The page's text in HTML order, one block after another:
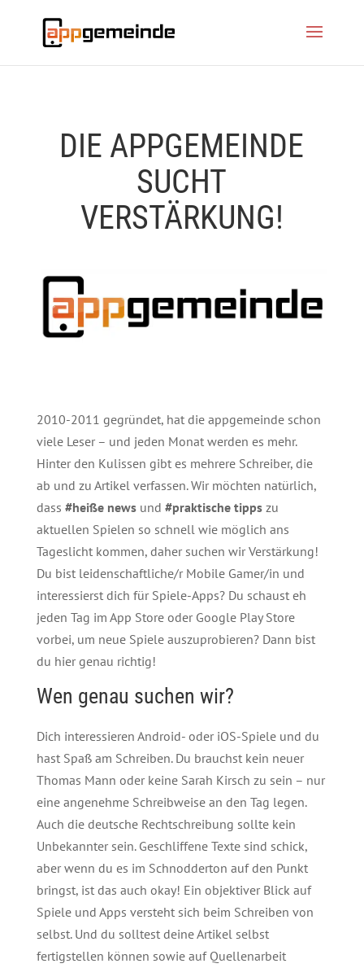
DIE APPGEMEINDE
SUCHT
VERSTÄRKUNG!
2010-2011 gegründet, hat die appgemeinde schon
viele Leser – und jeden Monat werden es mehr.
Hinter den Kulissen gibt es mehrere Schreiber, die
ab und zu Artikel verfassen. Wir möchten natürlich,
dass #heiße newsund #praktische tippszu
aktuellen Spielen so schnell wie möglich ans
Tageslicht kommen, daher suchen wir Verstärkung!
Du bist leidenschaftliche/r Mobile Gamer/in und
interessierst dich für Spiele-Apps? Du schaust eh
jeden Tag im App Store oder Google Play Store
vorbei, um neue Spiele auszuprobieren? Dann bist
du hier genau richtig!
Wen genau suchen wir?
Dich interessieren Android- oder iOS-Spiele und du
hast Spaß am Schreiben. Du brauchst kein neuer
Thomas Mann oder keine Sarah Kirsch zu sein – nur
eine angenehme Schreibweise an den Tag legen.
Auch die deutsche Rechtschreibung sollte kein
Unbekannter sein. Geschliffene Texte sind schick,
aber wenn du es im Schnodderton auf den Punkt
bringst, ist das auch okay! Ein objektiver Blick auf
Spiele und Apps versteht sich beim Schreiben von
selbst. Und du solltest deine Artikel selbst
fertigstellen können sowie auf Quellenarbeit